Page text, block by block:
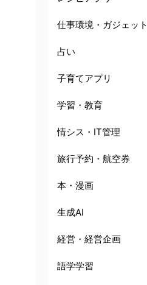
仕事環境・ガジェット
占い
子育てアプリ
学習・教育
情シス・IT管理
旅行予約・航空券
本・漫画
生成AI
経営・経営企画
語学学習